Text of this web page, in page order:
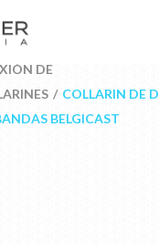
DE
COLLARIN DE
BELGICAST